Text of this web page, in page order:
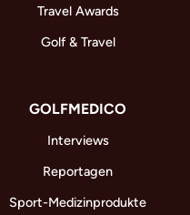
Travel Awards
Golf & Travel
GOLFMEDICO
Interviews
Reportagen
Sport-Medizinprodukte